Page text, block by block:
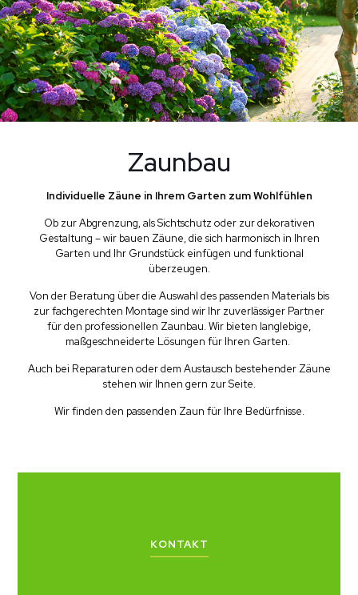
Zaunbau
Individuelle Zäune in Ihrem Garten zum Wohlfühlen
Ob zur Abgrenzung, als Sichtschutz oder zur dekorativen
Gestaltung – wir bauen Zäune, die sich harmonisch in Ihren
Garten und Ihr Grundstück einfügen und funktional
überzeugen.
Von der Beratung über die Auswahl des passenden Materials bis
zur fachgerechten Montage sind wir Ihr zuverlässiger Partner
für den professionellen Zaunbau. Wir bieten langlebige,
maßgeschneiderte Lösungen für Ihren Garten.
Auch bei Reparaturen oder dem Austausch bestehender Zäune
stehen wir Ihnen gern zur Seite.
Wir finden den passenden Zaun für Ihre Bedürfnisse.
KONTAKT